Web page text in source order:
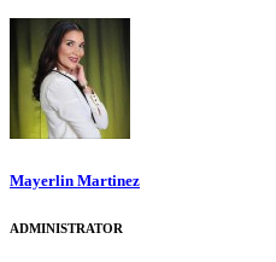
Mayerlin Martinez
ADMINISTRATOR